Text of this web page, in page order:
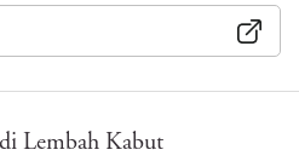
Lembah Kabut